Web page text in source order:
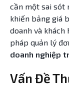
cần một sai sót
khiến bảng giá
doanh và khách
pháp quản lý
doanh nghiệp
Vấn Đề